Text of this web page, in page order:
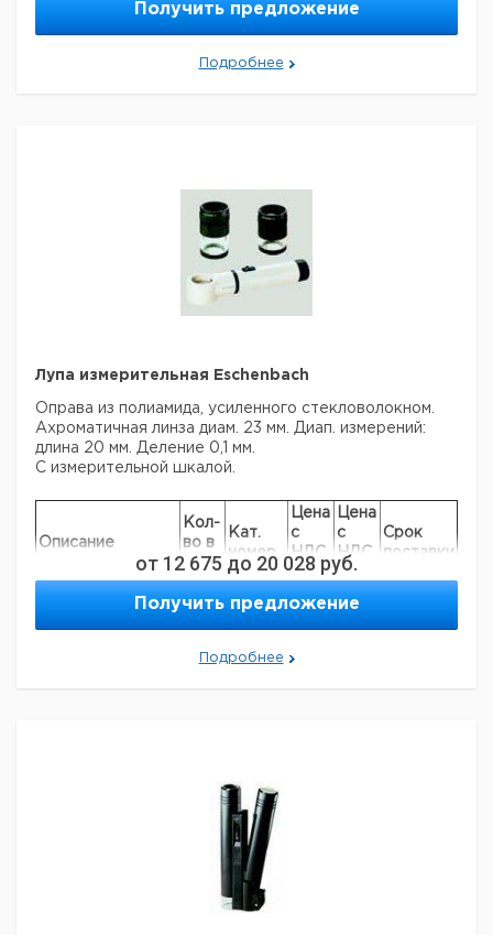
Получить предложение
Подробнее
Лупа измерительная Eschenbach
Оправа из полиамида, усиленного стекловолокном.
Ахроматичная линза диам.
23 мм. Диап. измерений:
длина 20 мм. Деление 0,1 мм.
С измерительной шкалой.
Описание
Кол-
во в
упак.
Кат.
номер
Цена
с
НДС,
евро
Цена
с
НДС,
руб
Срок
поставки
Увеличение 7x 1
9151107
увеличительных
от 12 675 до 20 028 руб.
Получить предложение
Подробнее